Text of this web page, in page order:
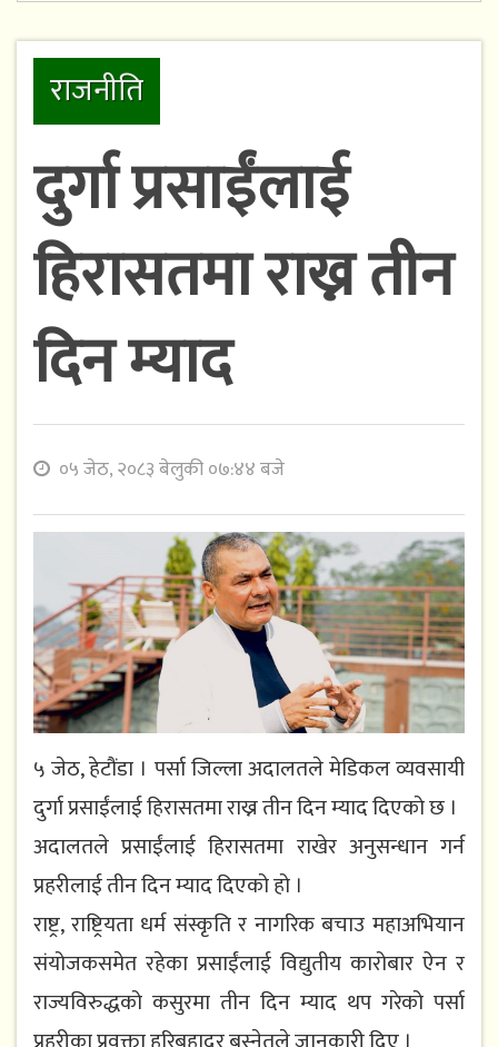
राजनीति
दुर्गा प्रसाईंलाई
हिरासतमा राख्न तीन
दिन म्याद
०५ जेठ, २०८३ बेलुकी ०७:४४ बजे
५ जेठ, हेटौंडा । पर्सा जिल्ला अदालतले मेडिकल व्यवसायी
दुर्गा प्रसाईंलाई हिरासतमा राख्न तीन दिन म्याद दिएको छ ।
अदालतले प्रसाईंलाई हिरासतमा राखेर अनुसन्धान गर्न
प्रहरीलाई तीन दिन म्याद दिएको हो ।
राष्ट्र, राष्ट्रियता धर्म संस्कृति र नागरिक बचाउ महाअभियान
संयोजकसमेत रहेका प्रसाईंलाई विद्युतीय कारोबार ऐन र
राज्यविरुद्धको कसुरमा तीन दिन म्याद थप गरेको पर्सा